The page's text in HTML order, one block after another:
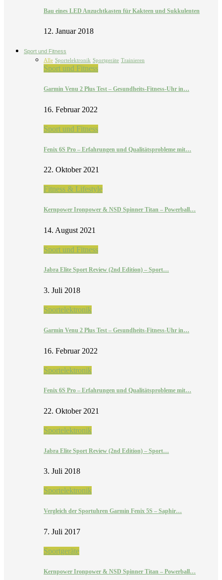
Bau eines LED Anzuchtkasten für Kakteen und Sukkulenten
12. Januar 2018
Sport und Fitness
Alle Sportelektronik Sportgeräte Trainieren
Sport und Fitness
Garmin Venu 2 Plus Test – Gesundheits-Fitness-Uhr in…
16. Februar 2022
Sport und Fitness
Fenix 6S Pro – Erfahrungen und Qualitätsprobleme mit…
22. Oktober 2021
Fitness & Lifestyle
Kernpower Ironpower & NSD Spinner Titan – Powerball…
14. August 2021
Sport und Fitness
Jabra Elite Sport Review (2nd Edition) – Sport…
3. Juli 2018
Sportelektronik
Garmin Venu 2 Plus Test – Gesundheits-Fitness-Uhr in…
16. Februar 2022
Sportelektronik
Fenix 6S Pro – Erfahrungen und Qualitätsprobleme mit…
22. Oktober 2021
Sportelektronik
Jabra Elite Sport Review (2nd Edition) – Sport…
3. Juli 2018
Sportelektronik
Vergleich der Sportuhren Garmin Fenix 5S – Saphir…
7. Juli 2017
Sportgeräte
Kernpower Ironpower & NSD Spinner Titan – Powerball…